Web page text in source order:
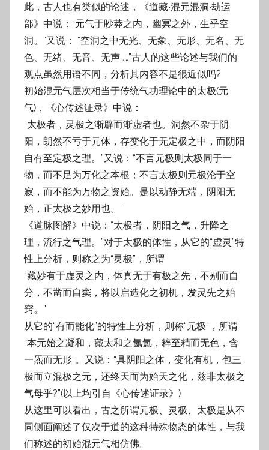
此，古人也有类似的论述，《道藏‧混元混洞‧劫运
部》中说：“元气于眇莽之内，幽冥之外，生乎空
洞。”又说： “空洞之中无光、无象、无形、无名、无
色、无绪、无音、无声……”古人的这些论述与我们的
观点虽然用语不同，分析其内容不是很近似吗?
初始混元气层次相当于传统气功理论中的太极(元
气)，《心传述证录》中说：
“太极者，灵极之渐辟而渐虚者也。洞然不杂于阴
阳，朗然不亏于元体，存变化于无定极之中，而阴阳
自有至定极之理。”又说：“不言元极则太极同于一
物，而不足为万化之本根；不言太极则元极沦于空
寂，而不能为万物之资始。是以动静无端，阴阳无
始，正太极之妙用也。”
《道脉图解》中说：“太极者，阴阳之气，升降之
理，流行之气理。”对于太极的体性，从它的“虚灵”特
性上分析，则称之为“灵极”，所谓
“藏妙有于虚灵之内，体真无于有极之先，不别而自
分，不凿而自窦，将以启造化之初机，发灵先之始
窍。”
从它的“有而能化”的特性上分析，则称“元极”，所谓
“本元始之凝和，藏太和之氤氲，粹至精而无色，含
一炁而无形”。又说：“具阴阳之体，变化有机，包三
极而立混极之元，还终天而为始天之化，兹非太极之
气母乎?”(以上均引自《心传述证录》)
从这里可以看出，古之所谓元极、灵极、太极是从不
同侧面阐述了仅次于道的这种特殊物态的体性，与我
们称述的初始混元气相仿佛。